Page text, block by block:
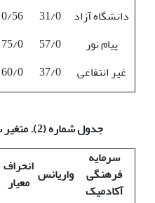
دانشگاه آزاد 31/0
0/56
پیام نور
57/0
75/0
غیر انتفاعی
37/0
60/0
جدول شماره (2). متغیر سرمایه فرهنگی آکادمیک
سرمایه
فرهنگی
آکادمیک
واریانس انحراف
معیار